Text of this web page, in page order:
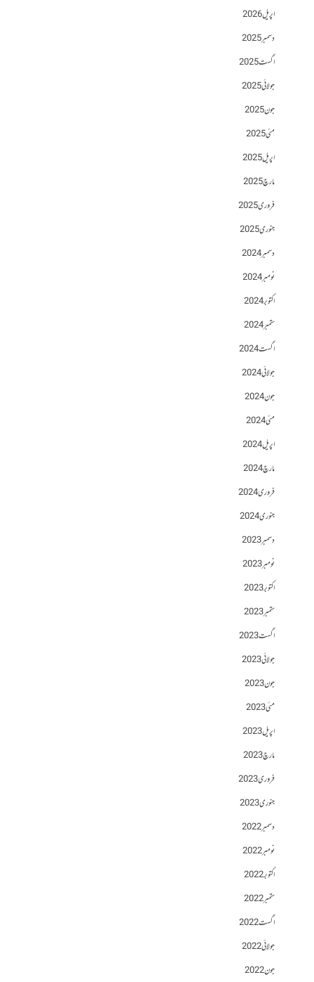
اپریل 2026
دسمبر 2025
اگست 2025
جولائی 2025
جون 2025
مئی 2025
اپریل 2025
مارچ 2025
فروری 2025
جنوری 2025
دسمبر 2024
نومبر 2024
اکتوبر 2024
ستمبر 2024
اگست 2024
جولائی 2024
جون 2024
مئی 2024
اپریل 2024
مارچ 2024
فروری 2024
جنوری 2024
دسمبر 2023
نومبر 2023
اکتوبر 2023
ستمبر 2023
اگست 2023
جولائی 2023
جون 2023
مئی 2023
اپریل 2023
مارچ 2023
فروری 2023
جنوری 2023
دسمبر 2022
نومبر 2022
اکتوبر 2022
ستمبر 2022
اگست 2022
جولائی 2022
جون 2022